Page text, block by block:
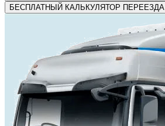
БЕСПЛАТНЫЙ КАЛЬКУЛЯТОР ПЕРЕЕЗДА